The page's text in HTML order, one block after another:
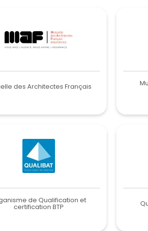
des Architectes Français
de Qualification et
certification BTP